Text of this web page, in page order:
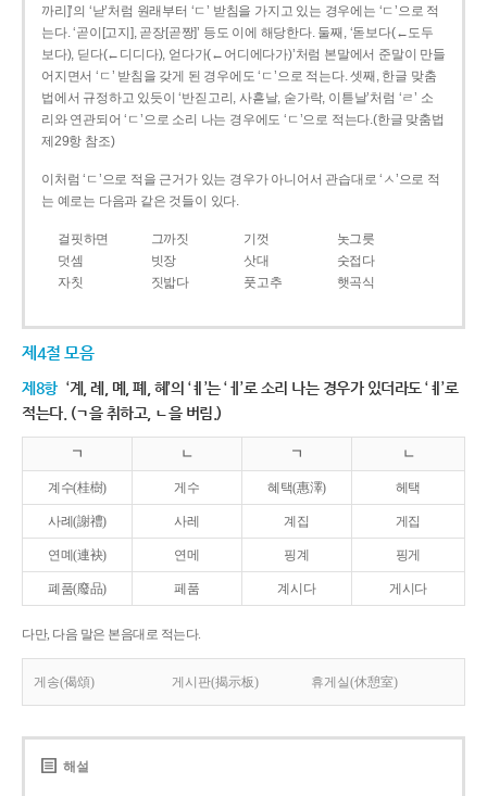
까리]’의 ‘낟’처럼 원래부터 ‘ㄷ’ 받침을 가지고 있는 경우에는 ‘ㄷ’으로 적
는다. ‘곧이[고지], 곧장[곧짱]’ 등도 이에 해당한다. 둘째, ‘돋보다(←도두
보다), 딛다(←디디다), 얻다가(←어디에다가)’처럼 본말에서 준말이 만들
어지면서 ‘ㄷ’ 받침을 갖게 된 경우에도 ‘ㄷ’으로 적는다. 셋째, 한글 맞춤
법에서 규정하고 있듯이 ‘반짇고리, 사흗날, 숟가락, 이튿날’처럼 ‘ㄹ’ 소
리와 연관되어 ‘ㄷ’으로 소리 나는 경우에도 ‘ㄷ’으로 적는다.(한글 맞춤법
제29항 참조)
이처럼 ‘ㄷ’으로 적을 근거가 있는 경우가 아니어서 관습대로 ‘ㅅ’으로 적
는 예로는 다음과 같은 것들이 있다.
걸핏하면 그까짓 기껏
놋그릇
덧셈
빗장 삿대
숫접다
자칫
짓밟다 풋고추 햇곡식
제4절 모음
제8항 ‘계, 례, 몌, 폐, 혜’의 ‘ㅖ’는 ‘ㅔ’로 소리 나는 경우가 있더라도 ‘ㅖ’로
적는다. (ㄱ을 취하고, ㄴ을 버림.)
ㄱ ㄴ ㄱ ㄴ
계수(桂樹) 게수 혜택(惠澤) 헤택
사례(謝禮) 사레 계집 게집
연몌(連袂) 연메 핑계 핑게
폐품(廢品) 페품 계시다 게시다
다만, 다음 말은 본음대로 적는다.
게송(偈頌) 게시판(揭示板) 휴게실(休憩室)
해설